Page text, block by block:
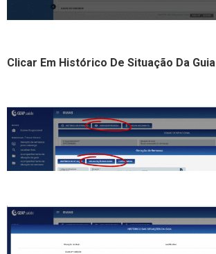
Clicar Em Histórico De Situação Da Guia